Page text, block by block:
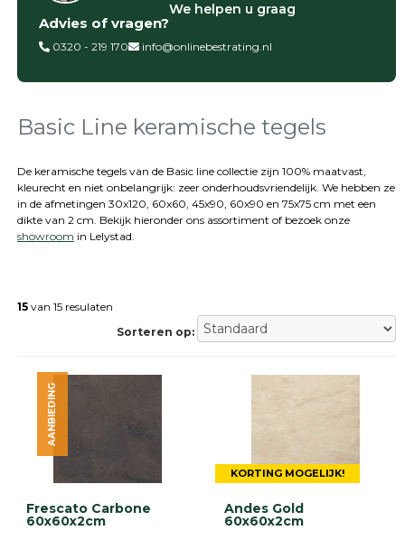
Categorieën
Betontegels
tegels
Natuursteen
Terrastegels
Tuintegels
Stoeptegels
Buitentegels
Betonklinkers
bestrating
Trommelstenen
Wildverband
bestrating
Opsluitbanden
Advies of vragen?
We helpen u graag
0320 - 219 170 info@onlinebestrating.nl
Basic Line keramische tegels
De keramische tegels van de Basic line collectie zijn 100% maatvast,
kleurecht en niet onbelangrijk: zeer onderhoudsvriendelijk. We hebben ze
in de afmetingen 30x120, 60x60, 45x90, 60x90 en 75x75 cm met een
dikte van 2 cm. Bekijk hieronder ons assortiment of bezoek onze
showroom in Lelystad.
15van 15 resulaten
Sorteren op:
Frescato Carbone
60x60x2cm
AANBIEDING
KORTING MOGELIJK!
Andes Gold
60x60x2cm